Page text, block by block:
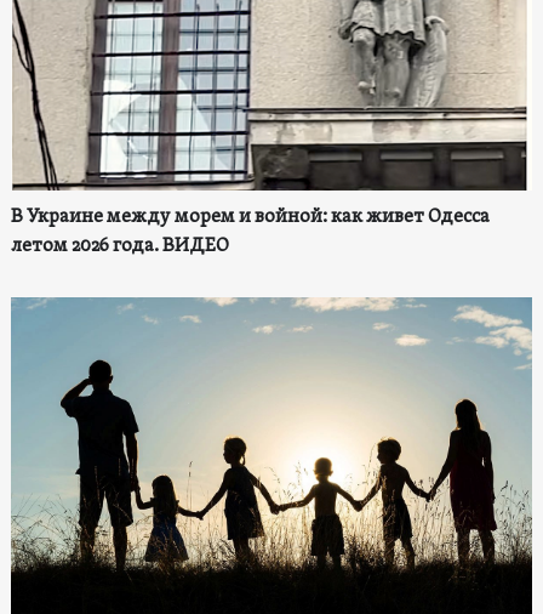
В Украине между морем и войной: как живет Одесса
летом 2026 года. ВИДЕО